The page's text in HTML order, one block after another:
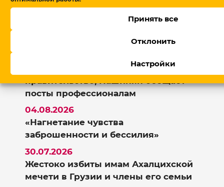
Принять все
Отклонить
Настройки
посты профессионалам
«Нагнетание чувства
заброшенности и бессилия»
04.08.2026
Жестоко избиты имам Ахалцихской
мечети в Грузии и члены его семьи
30.07.2026